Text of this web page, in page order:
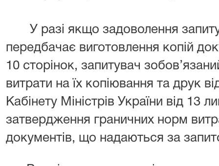
У разі якщо задоволення
передбачає виготовлення копій
10 сторінок, запитувач
витрати на їх копіювання та друк
Кабінету Міністрів України від
затвердження граничних норм
документів, що надаються за